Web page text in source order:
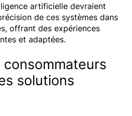
artificielle devraient
de ces systèmes dans
offrant des expériences
et adaptées.
consommateurs
solutions